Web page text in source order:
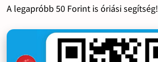
A legapróbb 50 Forint is óriási segítség!